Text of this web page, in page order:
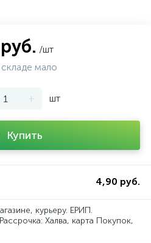
/шт
мало
+ шт
Купить
4,90 руб.
курьеру. ЕРИП.
Халва, карта Покупок,